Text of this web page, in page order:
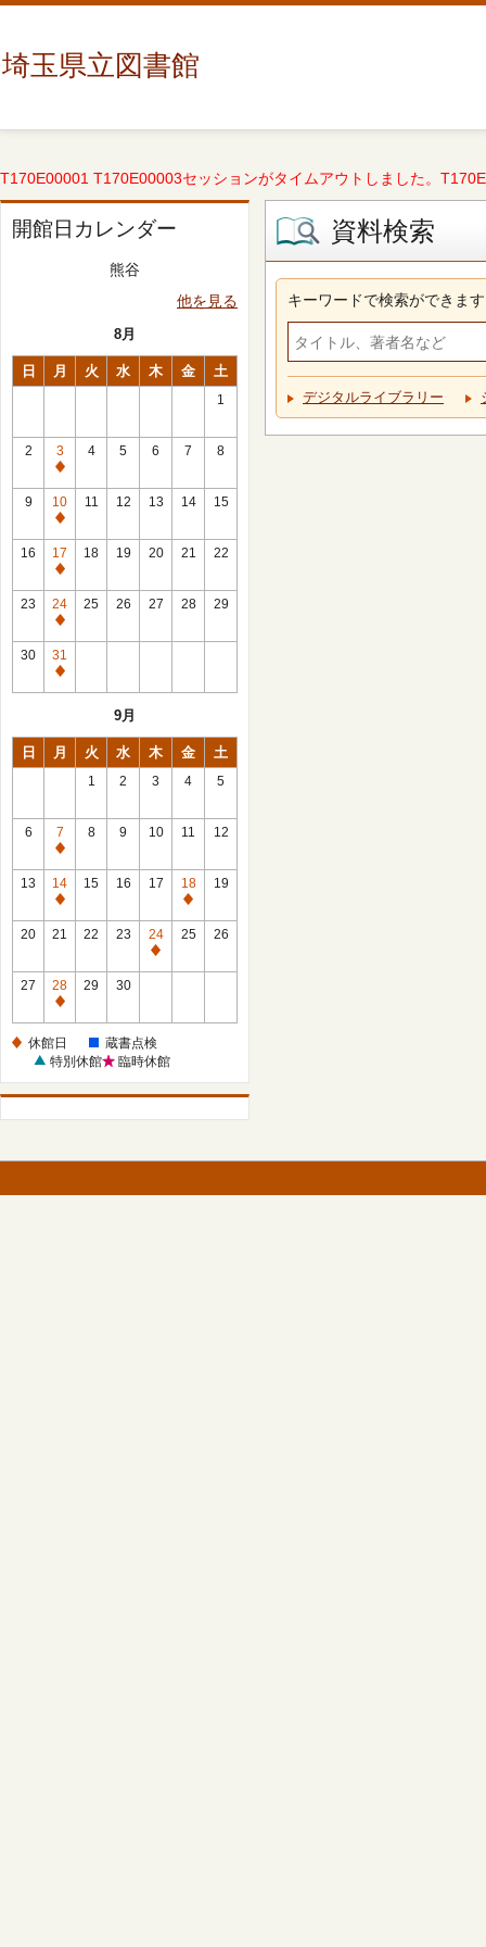
埼玉県立図書館
T170E00001 T170E00003セッションがタイムアウトしました。
開館日カレンダー
熊谷
他を見る
8月
日 月 火 水 木 金 土
1
2
3
休
館
日
4 5 6 7 8
9
10
休
館
日
11 12 13 14 15
16
17
休
館
日
18 19 20 21 22
23
24
休
館
日
25 26 27 28 29
30
31
休
9月
日 月 火 水 木 金 土
1 2 3 4 5
6
7
休
館
日
8 9 10 11 12
13
14
休
館
15 16 17
18
休
館
19
20 21 22 23
24
休
25 26
27
28
休
日
29 30
休館日
蔵書点検
特別休館
臨時休館
資料検索
キーワードで検索ができます
デジタルライブラリー